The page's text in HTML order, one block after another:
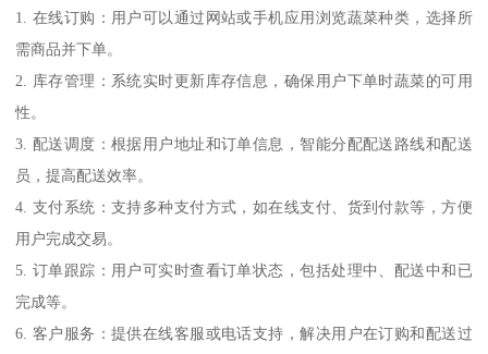
1. 在线订购：用户可以通过网站或手机应用浏览蔬菜种类，选择所
需商品并下单。
2. 库存管理：系统实时更新库存信息，确保用户下单时蔬菜的可用
性。
3. 配送调度：根据用户地址和订单信息，智能分配配送路线和配送
员，提高配送效率。
4. 支付系统：支持多种支付方式，如在线支付、货到付款等，方便
用户完成交易。
5. 订单跟踪：用户可实时查看订单状态，包括处理中、配送中和已
完成等。
6. 客户服务：提供在线客服或电话支持，解决用户在订购和配送过